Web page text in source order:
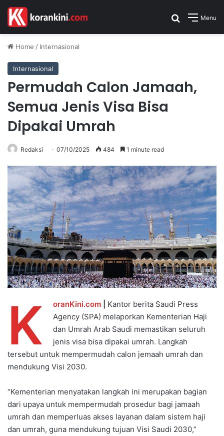
Menu
Search for
Home / Internasional
Internasional
Permudah Calon Jamaah,
Semua Jenis Visa Bisa
Dipakai Umrah
Redaksi 07/10/2025 484 1 minute read
K oranKini.com
Kantor berita Saudi Press
Agency (SPA) melaporkan Kementerian Haji
dan Umrah Arab Saudi memastikan seluruh
jenis visa bisa dipakai umrah. Langkah
tersebut untuk mempermudah calon jemaah umrah dan
mendukung Visi 2030.
“Kementerian menyatakan langkah ini merupakan bagian
dari upaya untuk mempermudah prosedur bagi jamaah
umrah dan memperluas akses layanan dalam sistem haji
dan umrah, guna mendukung tujuan Visi Saudi 2030,”